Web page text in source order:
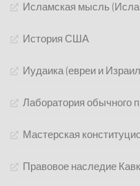
Исламская мысль
История США
Иудаика (евреи и
Лаборатория обычного
Мастерская
Правовое наследие